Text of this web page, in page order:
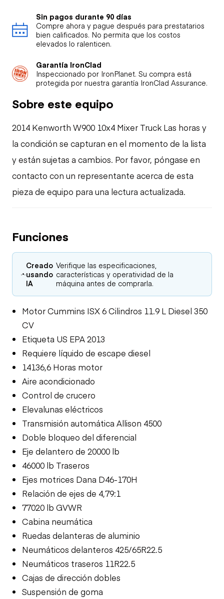
Sin pagos durante 90 días
Compre ahora y pague después para prestatarios
bien calificados. No permita que los costos
elevados lo ralenticen.
Garantía IronClad
Inspeccionado por IronPlanet. Su compra está
protegida por nuestra garantía IronClad Assurance.
Sobre este equipo
2014 Kenworth W900 10x4 Mixer Truck Las horas y
la condición se capturan en el momento de la lista
y están sujetas a cambios. Por favor, póngase en
contacto con un representante acerca de esta
pieza de equipo para una lectura actualizada.
Funciones
Creado
usando
IA
Verifique las especificaciones,
características y operatividad de la
máquina antes de comprarla.
Motor Cummins ISX 6 Cilindros 11.9 L Diesel 350
CV
Etiqueta US EPA 2013
Requiere líquido de escape diesel
14136,6 Horas motor
Aire acondicionado
Control de crucero
Elevalunas eléctricos
Transmisión automática Allison 4500
Doble bloqueo del diferencial
Eje delantero de 20000 lb
46000 lb Traseros
Ejes motrices Dana D46-170H
Relación de ejes de 4,79:1
77020 lb GVWR
Cabina neumática
Ruedas delanteras de aluminio
Neumáticos delanteros 425/65R22.5
Neumáticos traseros 11R22.5
Cajas de dirección dobles
Suspensión de goma